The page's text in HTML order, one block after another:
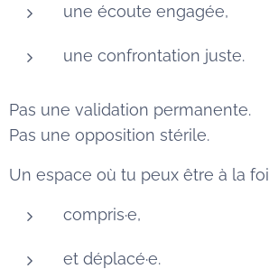
une écoute engagée,
une confrontation juste.
Pas une validation permanente.
Pas une opposition stérile.
Un espace où tu peux être à la
compris·e,
et déplacé·e.